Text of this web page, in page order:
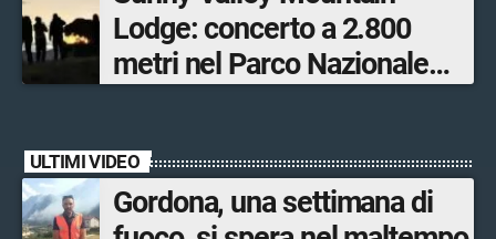
Lodge: concerto a 2.800
metri nel Parco Nazionale
ULTIMI VIDEO
Gordona, una settimana di